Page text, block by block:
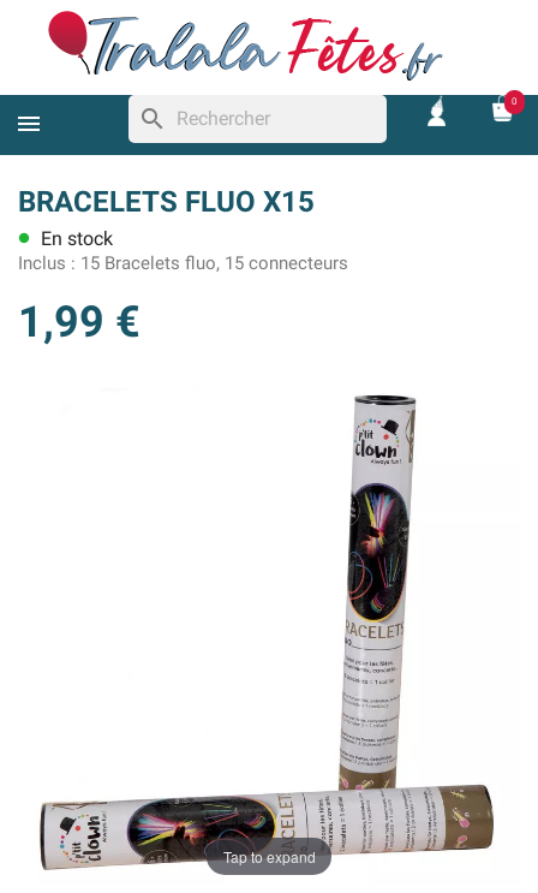
search
0
BRACELETS FLUO X15
lens En stock
Inclus : 15 Bracelets fluo, 15 connecteurs
1,99 €
Tap to expand